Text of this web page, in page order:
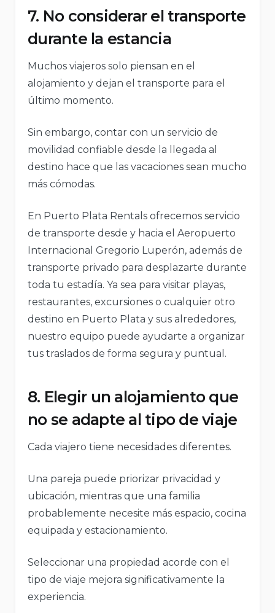
7. No considerar el transporte
durante la estancia
Muchos viajeros solo piensan en el
alojamiento y dejan el transporte para el
último momento.
Sin embargo, contar con un servicio de
movilidad confiable desde la llegada al
destino hace que las vacaciones sean mucho
más cómodas.
En Puerto Plata Rentals ofrecemos servicio
de transporte desde y hacia el Aeropuerto
Internacional Gregorio Luperón, además de
transporte privado para desplazarte durante
toda tu estadía. Ya sea para visitar playas,
restaurantes, excursiones o cualquier otro
destino en Puerto Plata y sus alrededores,
nuestro equipo puede ayudarte a organizar
tus traslados de forma segura y puntual.
8. Elegir un alojamiento que
no se adapte al tipo de viaje
Cada viajero tiene necesidades diferentes.
Una pareja puede priorizar privacidad y
ubicación, mientras que una familia
probablemente necesite más espacio, cocina
equipada y estacionamiento.
Seleccionar una propiedad acorde con el
tipo de viaje mejora significativamente la
experiencia.